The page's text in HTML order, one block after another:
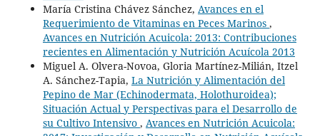
María Cristina Chávez Sánchez, Avances en el
Requerimiento de Vitaminas en Peces Marinos ,
Avances en Nutrición Acuicola: 2013: Contribuciones
recientes en Alimentación y Nutrición Acuícola 2013
Miguel A. Olvera-Novoa, Gloria Martínez-Milián, Itzel
A. Sánchez-Tapia, La Nutrición y Alimentación del
Pepino de Mar (Echinodermata, Holothuroidea);
Situación Actual y Perspectivas para el Desarrollo de
su Cultivo Intensivo , Avances en Nutrición Acuicola: